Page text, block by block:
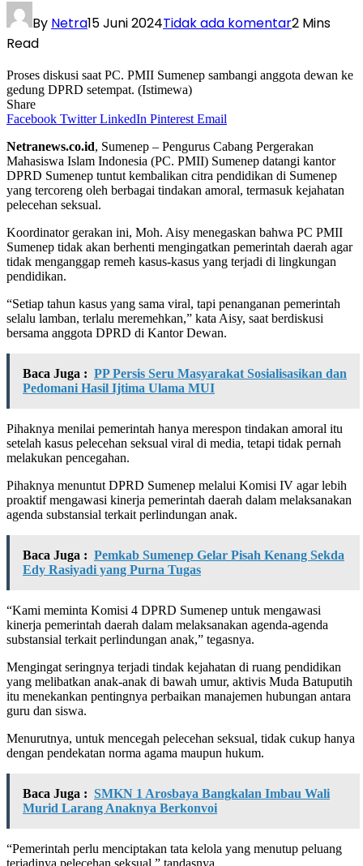
By Netra15 Juni 2024Tidak ada komentar2 Mins
Read
Proses diskusi saat PC. PMII Sumenep sambangi anggota dewan ke
gedung DPRD setempat. (Istimewa)
Share
Facebook Twitter LinkedIn Pinterest Email
Netranews.co.id, Sumenep – Pengurus Cabang Pergerakan
Mahasiswa Islam Indonesia (PC. PMII) Sumenep datangi kantor
DPRD Sumenep tuntut kembalikan citra pendidikan di Sumenep
yang tercoreng oleh berbagai tindakan amoral, termasuk kejahatan
pelecehan seksual.
Koordinator gerakan ini, Moh. Aisy menegaskan bahwa PC PMII
Sumenep tidak akan berhenti mengingatkan pemerintah daerah agar
tidak menganggap remeh kasus-kasus yang terjadi di lingkungan
pendidikan.
“Setiap tahun kasus yang sama viral, tapi penanganan pemerintah
selalu lamban, terlalu meremehkan,” kata Aisy, saat berdiskusi
bersama anggota DPRD di Kantor Dewan.
Baca Juga : PP Persis Seru Masyarakat Sosialisasikan dan
Pedomani Hasil Ijtima Ulama MUI
Pihaknya menilai pemerintah hanya merespon tindakan amoral itu
setelah kasus pelecehan seksual viral di media, tetapi tidak pernah
melakukan pencegahan.
Pihaknya menuntut DPRD Sumenep melalui Komisi IV agar lebih
proaktif mengawasi kinerja pemerintah daerah dalam melaksanakan
agenda substansial terkait perlindungan anak.
Baca Juga : Pemkab Sumenep Gelar Pisah Kenang Sekda
Edy Rasiyadi yang Purna Tugas
“Kami meminta Komisi 4 DPRD Sumenep untuk mengawasi
kinerja pemerintah daerah dalam melaksanakan agenda-agenda
substansial terkait perlindungan anak,” tegasnya.
Mengingat seringnya terjadi tindak kejahatan di ruang pendidikan
yang melibatkan anak-anak di bawah umur, aktivis Muda Batuputih
itu menekankan pentingnya perbaikan manajemen hubungan antara
guru dan siswa.
Menurutnya, untuk mencegah pelecehan seksual, tidak cukup hanya
dengan pendekatan norma agama maupun hukum.
Baca Juga : SMKN 1 Arosbaya Bangkalan Imbau Wali
Murid Larang Anaknya Berkonvoi
“Pemerintah perlu menciptakan tata kelola yang menutup peluang
terjadinya pelecehan seksual,” tandasnya.